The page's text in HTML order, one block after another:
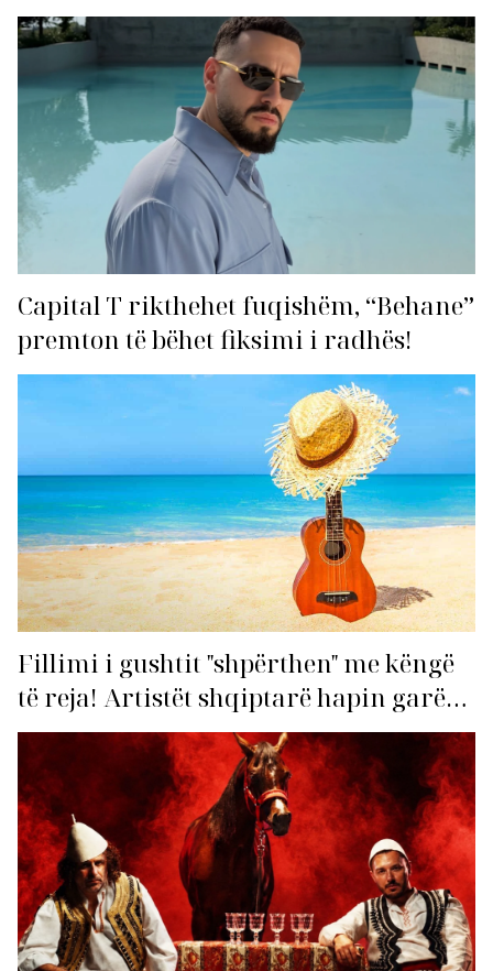
Capital T rikthehet fuqishëm, “Behane”
premton të bëhet fiksimi i radhës!
Fillimi i gushtit "shpërthen" me këngë
të reja! Artistët shqiptarë hapin garën
për hitin e verës!